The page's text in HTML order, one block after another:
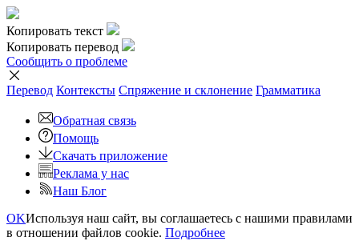
Копировать текст
Копировать перевод
Сообщить о проблеме
Перевод Контексты Спряжение и склонение Грамматика
Обратная связь
Помощь
Скачать приложение
Реклама у нас
Наш Блог
OKИспользуя наш сайт, вы соглашаетесь с нашими правилами
в отношении файлов cookie. Подробнее